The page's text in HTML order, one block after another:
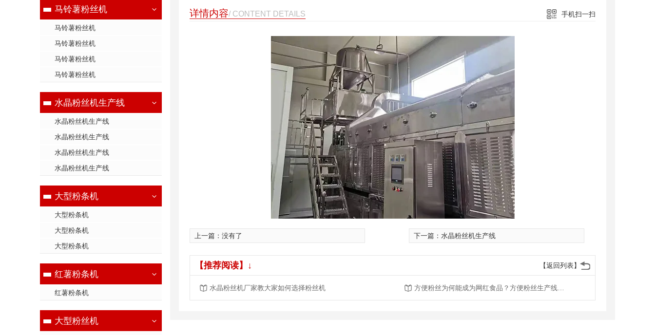
马铃薯粉丝机
马铃薯粉丝机
马铃薯粉丝机
马铃薯粉丝机
马铃薯粉丝机
水晶粉丝机生产线
水晶粉丝机生产线
水晶粉丝机生产线
水晶粉丝机生产线
水晶粉丝机生产线
大型粉条机
大型粉条机
大型粉条机
大型粉条机
红薯粉条机
红薯粉条机
大型粉丝机
详情内容/ CONTENT DETAILS 手机扫一扫
上一篇：没有了 下一篇： 水晶粉丝机生产线
【返回列表】
【推荐阅读】↓
水晶粉丝机厂家教大家如何选择粉丝机